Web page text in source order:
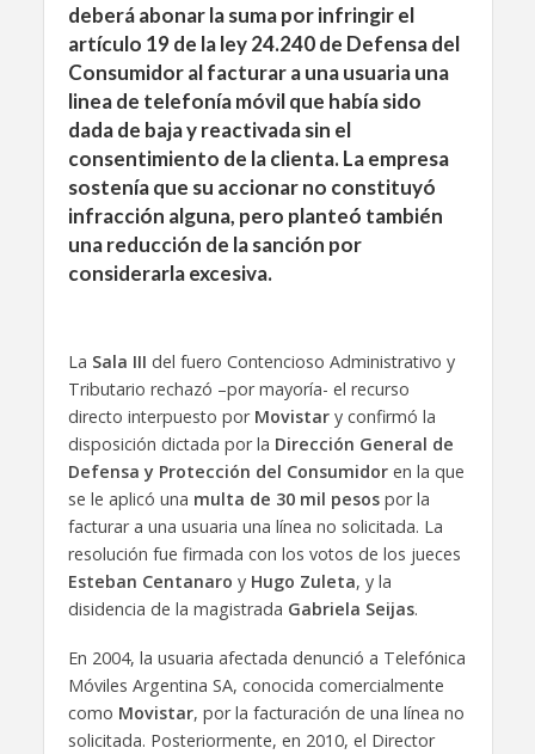
deberá abonar la suma por infringir el
artículo 19 de la ley 24.240 de Defensa del
Consumidor al facturar a una usuaria una
linea de telefonía móvil que había sido
dada de baja y reactivada sin el
consentimiento de la clienta. La empresa
sostenía que su accionar no constituyó
infracción alguna, pero planteó también
una reducción de la sanción por
considerarla excesiva.
La Sala III del fuero Contencioso Administrativo y
Tributario rechazó –por mayoría- el recurso
directo interpuesto por Movistary confirmó la
disposición dictada por la Dirección General de
Defensa y Protección del Consumidoren la que
se le aplicó una multa de 30 mil pesospor la
facturar a una usuaria una línea no solicitada. La
resolución fue firmada con los votos de los jueces
Esteban Centanaro y Hugo Zuleta, y la
disidencia de la magistrada Gabriela Seijas.
En 2004, la usuaria afectada denunció a Telefónica
Móviles Argentina SA, conocida comercialmente
como Movistar, por la facturación de una línea no
solicitada. Posteriormente, en 2010, el Director